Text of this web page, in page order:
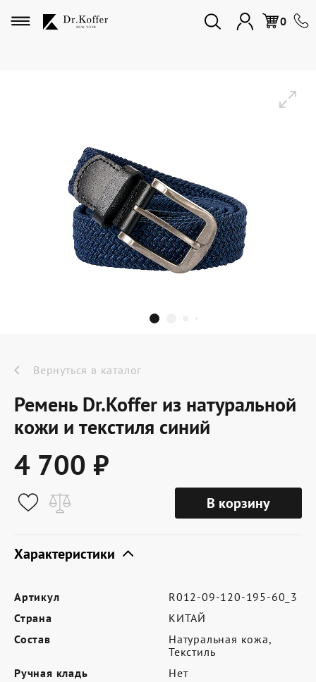
0
Избранное
Женская коллекция
Подарки и сувениры
Подарочные карты
Dr.Koffer Outlet
Новинки
Акции
О компании
Условия доставки
Сертификат Dr.Koffer
Где купить
Вернуться в каталог
Ремень Dr.Koffer из натуральной
кожи и текстиля синий
4 700 ₽
В корзину
Характеристики
Артикул
R012-09-120-195-60_3
Страна
КИТАЙ
Состав
Натуральная кожа,
Текстиль
Ручная кладь
Нет